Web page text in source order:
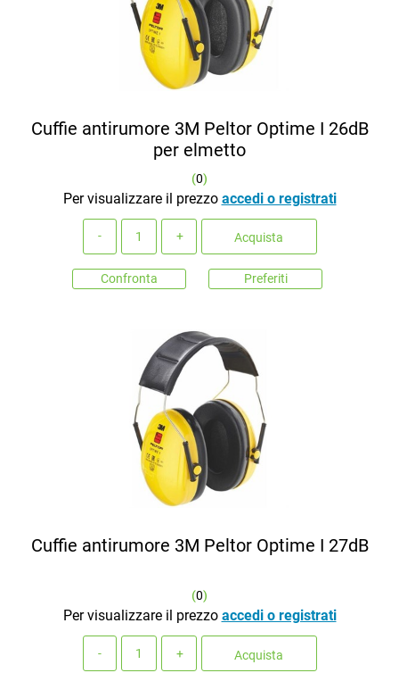
Cuffie antirumore 3M Peltor Optime I 26dB
per elmetto
(0)
Per visualizzare il prezzo accedi o registrati
Acquista
Confronta Preferiti
Cuffie antirumore 3M Peltor Optime I 27dB
(0)
Per visualizzare il prezzo accedi o registrati
Acquista